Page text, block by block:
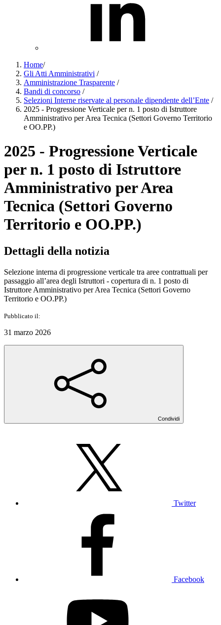
Home/
Gli Atti Amministrativi /
Amministrazione Trasparente /
Bandi di concorso /
Selezioni Interne riservate al personale dipendente dell’Ente /
2025 - Progressione Verticale per n. 1 posto di Istruttore
Amministrativo per Area Tecnica (Settori Governo Territorio
e OO.PP.)
2025 - Progressione Verticale
per n. 1 posto di Istruttore
Amministrativo per Area
Tecnica (Settori Governo
Territorio e OO.PP.)
Dettagli della notizia
Selezione interna di progressione verticale tra aree contrattuali per
passaggio all’area degli Istruttori - copertura di n. 1 posto di
Istruttore Amministrativo per Area Tecnica (Settori Governo
Territorio e OO.PP.)
Pubblicato il:
31 marzo 2026
Condividi
Twitter
Facebook